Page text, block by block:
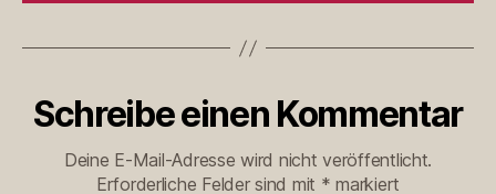
Schreibe einen Kommentar
Deine E-Mail-Adresse wird nicht veröffentlicht.
Erforderliche Felder sind mit * markiert